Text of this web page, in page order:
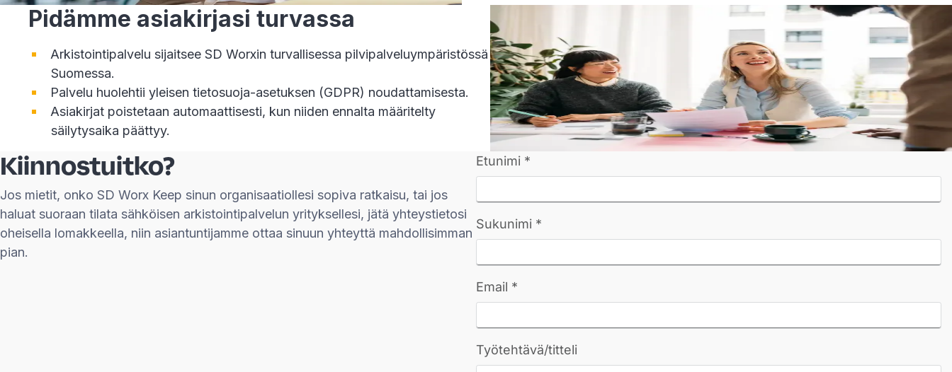
Pidämme asiakirjasi turvassa
Arkistointipalvelu sijaitsee SD Worxin turvallisessa pilvipalveluympäristössä
Suomessa.
Palvelu huolehtii yleisen tietosuoja-asetuksen (GDPR) noudattamisesta.
Asiakirjat poistetaan automaattisesti, kun niiden ennalta määritelty
säilytysaika päättyy.
Kiinnostuitko?
Jos mietit, onko SD Worx Keep sinun organisaatiollesi sopiva ratkaisu, tai jos
haluat suoraan tilata sähköisen arkistointipalvelun yrityksellesi, jätä yhteystietosi
oheisella lomakkeella, niin asiantuntijamme ottaa sinuun yhteyttä mahdollisimman
pian.